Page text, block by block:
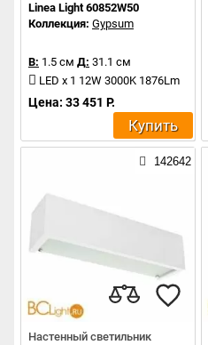
Linea Light 60852W50
Коллекция: Gypsum
В: 1.5 см Д: 31.1 см
LED x 1 12W 3000K 1876Lm
Цена: 33 451 Р.
Купить
142642
Настенный светильник